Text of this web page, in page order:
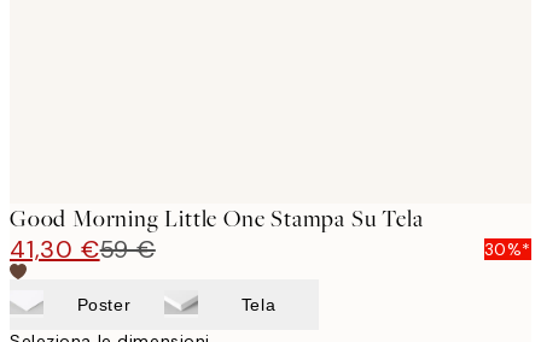
Good Morning Little One Stampa Su Tela
41,30 €59 € 30%*
Poster Tela